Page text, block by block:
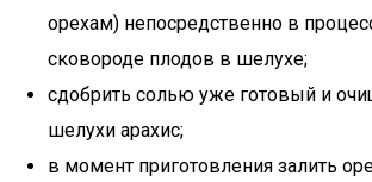
орехам) непосредственно в
сковороде плодов в шелухе;
сдобрить солью уже готовый и
шелухи арахис;
в момент приготовления залить